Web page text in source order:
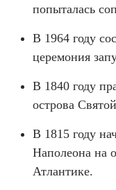
попыталась
В 1964 году
церемония
В 1840 году
острова
В 1815 году
Наполеона на
Атлантике.